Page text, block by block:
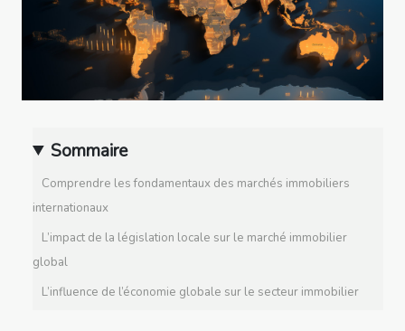
Sommaire
Comprendre les fondamentaux des marchés immobiliers
internationaux
L’impact de la législation locale sur le marché immobilier
global
L’influence de l’économie globale sur le secteur immobilier